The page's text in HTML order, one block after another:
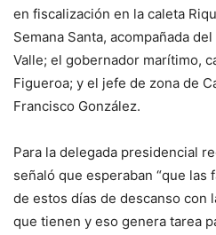
en fiscalización en la caleta
Semana Santa, acompañada
Valle; el gobernador marítimo,
Figueroa; y el jefe de zona de
Francisco González.
Para la delegada presidencial
señaló que esperaban “que
de estos días de descanso con
que tienen y eso genera tarea